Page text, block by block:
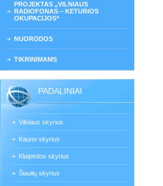
PROJEKTAS „VILNIAUS
RADIOFONAS – KETURIOS
OKUPACIJOS“
NUORODOS
TIKRINIMAMS
PADALINIAI
Vilniaus skyrius
Kauno skyrius
Klaipėdos skyrius
Šiaulių skyrius